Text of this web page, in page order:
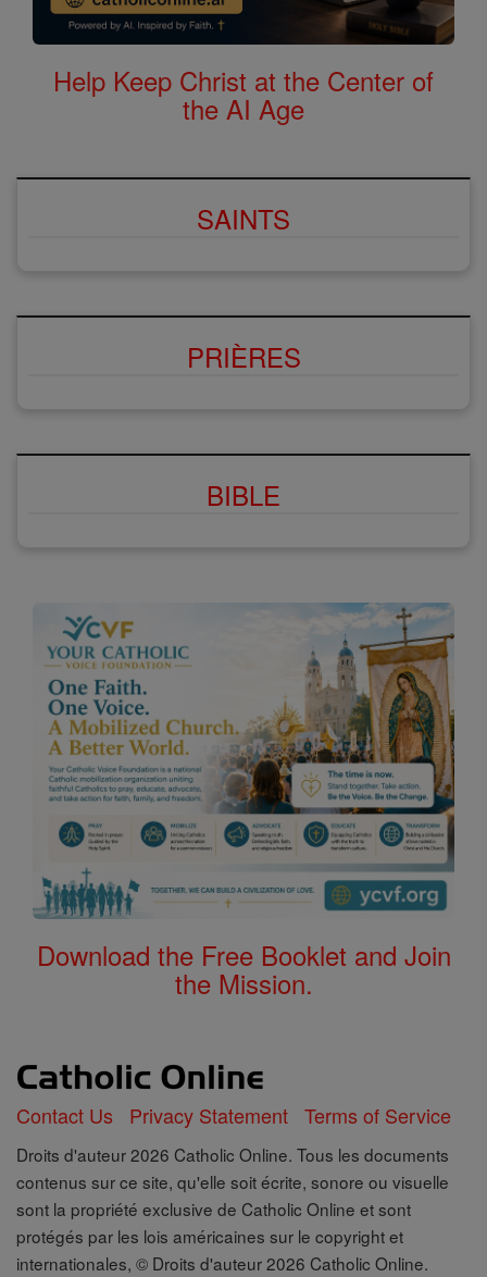
Help Keep Christ at the Center of
the AI Age
SAINTS
PRIÈRES
BIBLE
Download the Free Booklet and Join
the Mission.
Contact Us Privacy Statement Terms of Service
Droits d'auteur 2026 Catholic Online. Tous les documents
contenus sur ce site, qu'elle soit écrite, sonore ou visuelle
sont la propriété exclusive de Catholic Online et sont
protégés par les lois américaines sur le copyright et
internationales, © Droits d'auteur 2026 Catholic Online.